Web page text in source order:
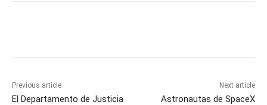
Previous article
El Departamento de Justicia
Next article
Astronautas de SpaceX